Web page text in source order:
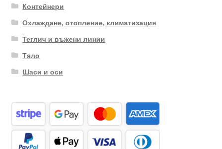
Контейнери
Охлаждане, отопление, климатизация
Теглич и въжени линии
Тяло
Шаси и оси